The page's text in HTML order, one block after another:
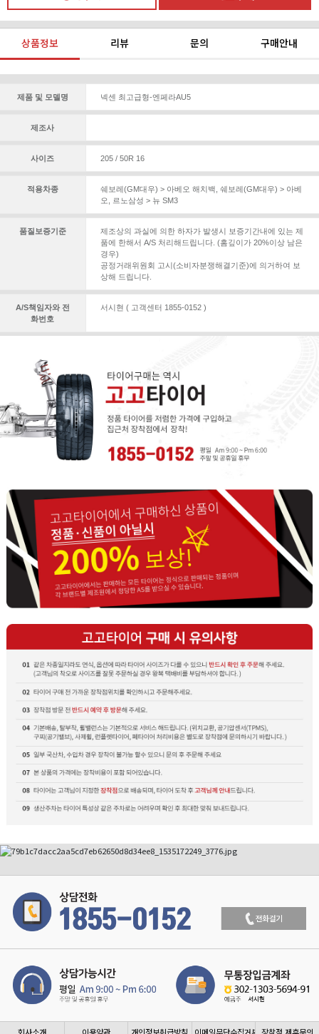
상품정보 리뷰 문의 구매안내
제품 및 모델명 넥센 최고급형-엔페라AU5
제조사
사이즈 205 / 50R 16
적용차종 쉐보레(GM대우) > 아베오 해치백 쉐보레(GM대우) > 아베
오
르노삼성 > 뉴 SM3
품질보증기준
제조상의 과실에 의한 하자가 발생시 보증기간내에 있는 제
품에 한해서 A/S 처리해드립니다. (홈깊이가 20%이상 남은
경우)
공정거래위원회 고시(소비자분쟁해결기준)에 의거하여 보
상해 드립니다.
A/S책임자와 전
화번호
서시현 ( 고객센터 1855-0152 )